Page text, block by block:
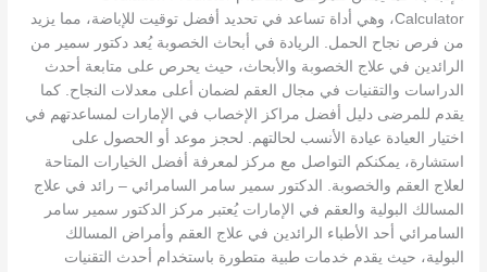
Calculator، وهي أداة تساعد في تحديد أفضل توقيت للإباضة، مما يزيد
من فرص نجاح الحمل. الريادة في أبحاث الخصوبة يُعد دكتور سمير من
الرائدين في علاج الخصوبة والأبحاث، حيث يحرص على متابعة أحدث
الدراسات والتقنيات في مجال العقم لضمان أعلى معدلات النجاح. كما
يقدم للمرضى دليل أفضل مراكز الإخصاب في الإمارات لمساعدتهم في
اختيار العيادة عيادة الأنسب لحالتهم. لحجز موعد أو الحصول على
استشارة، يمكنكم التواصل مع مركز لمعرفة أفضل الخيارات المتاحة
لعلاج العقم والخصوبة. الدكتور سمير سامر السامرائي – رائد في علاج
المسالك البولية والعقم في الإمارات يُعتبر مركز الدكتور سمير سامر
السامرائي أحد الأطباء الرائدين في علاج العقم وأمراض المسالك
البولية، حيث يقدم خدمات طبية متطورة باستخدام أحدث التقنيات